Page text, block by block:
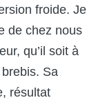
froide. Je
de chez nous
qu’il soit à
Sa
résultat